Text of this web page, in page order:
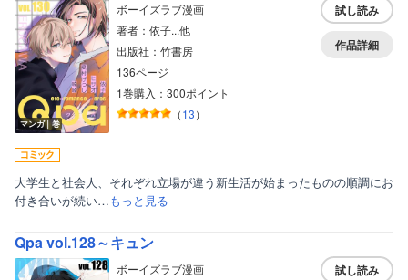
マンガ｜巻
ボーイズラブ漫画
著者：依子...他
出版社：竹書房
136ページ
1巻購入：300ポイント
（13）
試し読み
作品詳細
大学生と社会人、それぞれ立場が違う新生活が始まったものの順調にお
付き合いが続い…もっと見る
Qpa vol.128～キュン
ボーイズラブ漫画
試し読み